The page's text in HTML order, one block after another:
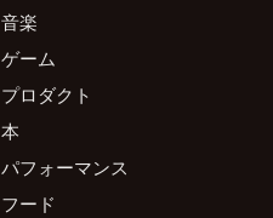
音楽
ゲーム
プロダクト
本
パフォーマンス
フード